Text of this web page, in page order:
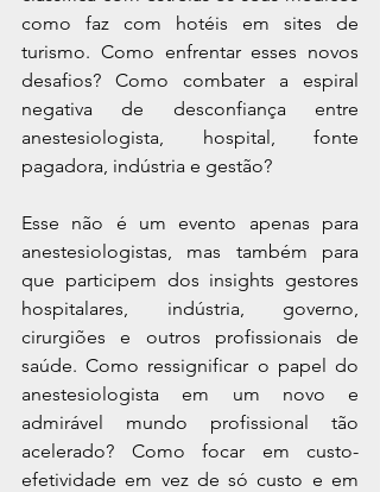
como faz com hotéis em sites de
turismo. Como enfrentar esses novos
desafios? Como combater a espiral
negativa de desconfiança entre
anestesiologista, hospital, fonte
pagadora, indústria e gestão?
Esse não é um evento apenas para
anestesiologistas, mas também para
que participem dos insights gestores
hospitalares, indústria, governo,
cirurgiões e outros profissionais de
saúde. Como ressignificar o papel do
anestesiologista em um novo e
admirável mundo profissional tão
acelerado? Como focar em custo-
efetividade em vez de só custo e em